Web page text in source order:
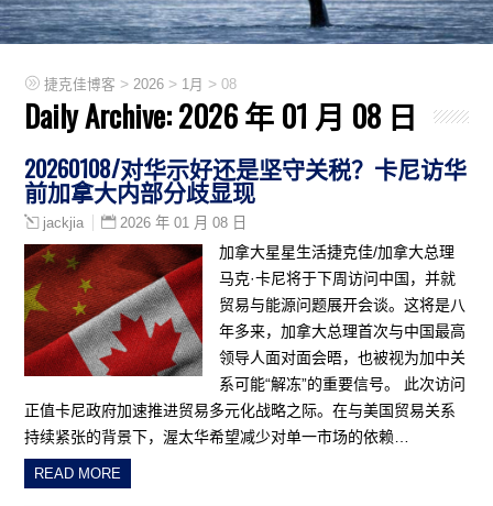
捷克佳博客 > 2026 > 1月 >08
Daily Archive:2026 年 01 月 08 日
20260108/对华示好还是坚守关税？卡尼访华
前加拿大内部分歧显现
jackjia 2026 年 01 月 08 日
加拿大星星生活捷克佳/加拿大总理
马克·卡尼将于下周访问中国，并就
贸易与能源问题展开会谈。这将是八
年多来，加拿大总理首次与中国最高
领导人面对面会晤，也被视为加中关
系可能“解冻”的重要信号。 此次访问
正值卡尼政府加速推进贸易多元化战略之际。在与美国贸易关系
持续紧张的背景下，渥太华希望减少对单一市场的依赖…
READ MORE